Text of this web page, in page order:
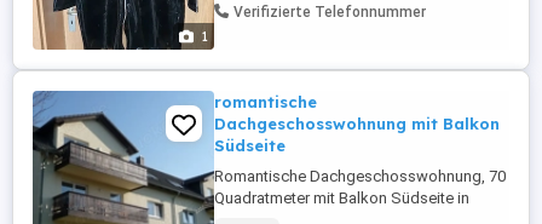
1
Verifizierte Telefonnummer
romantische
Dachgeschosswohnung mit Balkon
Südseite
Romantische Dachgeschosswohnung, 70
Quadratmeter mit Balkon Südseite in